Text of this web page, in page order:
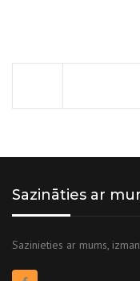
Sazināties ar
Sazinieties ar mums,